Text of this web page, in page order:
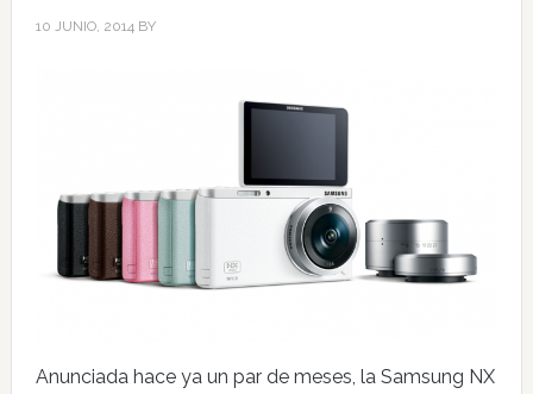
10 JUNIO, 2014 BY
Anunciada hace ya un par de meses, la Samsung NX